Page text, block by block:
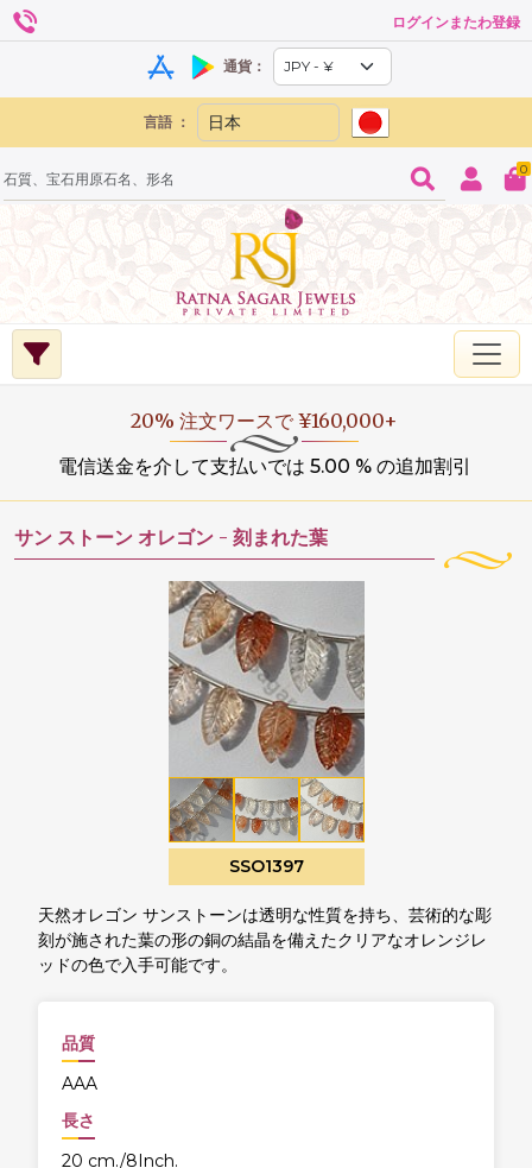
ログインまたわ登録
通貨：
言語 ：
0
20% 注文ワースで ¥160,000+
電信送金を介して支払いでは 5.00 % の追加割引
サン ストーン オレゴン - 刻まれた葉
SSO1397
天然オレゴン サンストーンは透明な性質を持ち、芸術的な彫
刻が施された葉の形の銅の結晶を備えたクリアなオレンジレ
ッドの色で入手可能です。
品質
AAA
長さ
20 cm./8Inch.